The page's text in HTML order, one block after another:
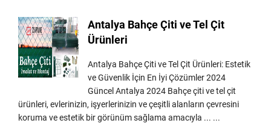
Antalya Bahçe Çiti ve Tel Çit
Ürünleri
Antalya Bahçe Çiti ve Tel Çit Ürünleri: Estetik
ve Güvenlik İçin En İyi Çözümler 2024
Güncel Antalya 2024 Bahçe çiti ve tel çit
ürünleri, evlerinizin, işyerlerinizin ve çeşitli alanların çevresini
koruma ve estetik bir görünüm sağlama amacıyla ... ...